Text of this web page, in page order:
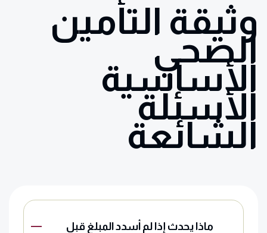
وثيقة التأمين
الصحي
الأساسية
الأسئلة
الشائعة
ماذا يحدث إذا لم أسدد المبلغ قبل